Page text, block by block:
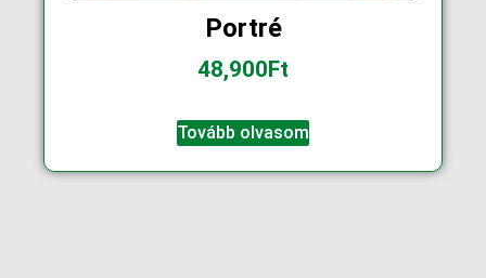
Portré
48,900Ft
Tovább olvasom